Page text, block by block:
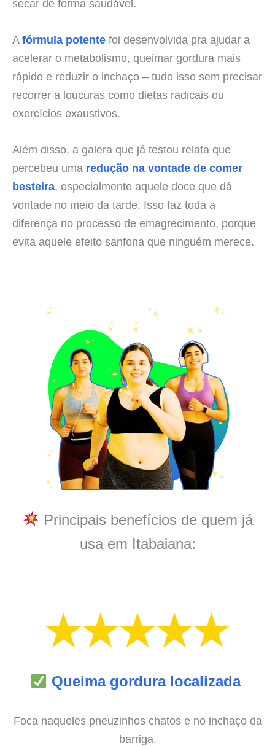
secar de forma saudável.
Afórmula potente foi desenvolvida pra ajudar a
acelerar o metabolismo, queimar gordura mais
rápido e reduzir o inchaço – tudo isso sem precisar
recorrer a loucuras como dietas radicais ou
exercícios exaustivos.
Além disso, a galera que já testou relata que
percebeu uma redução na vontade de comer
besteira, especialmente aquele doce que dá
vontade no meio da tarde. Isso faz toda a
diferença no processo de emagrecimento, porque
evita aquele efeito sanfona que ninguém merece.
Principais benefícios de quem já
usa em Itabaiana:
Queima gordura localizada
Foca naqueles pneuzinhos chatos e no inchaço da
barriga.